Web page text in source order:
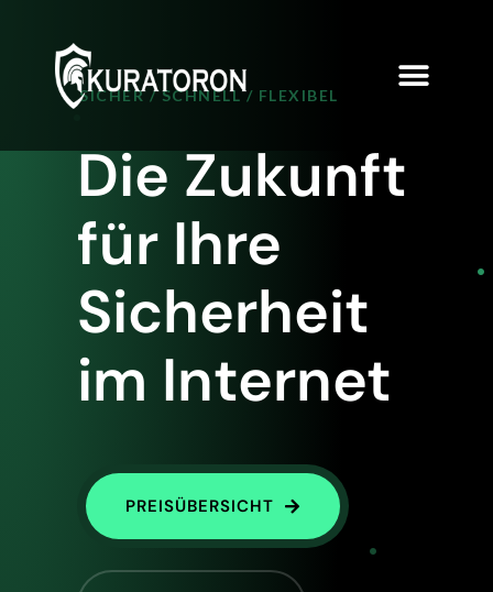
SICHER / SCHNELL / FLEXIBEL
Die Zukunft
für Ihre
Sicherheit
im Internet
PREISÜBERSICHT